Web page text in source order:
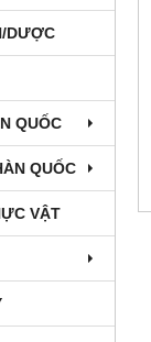
DƯỢC
QUỐC
QUỐC
VẬT